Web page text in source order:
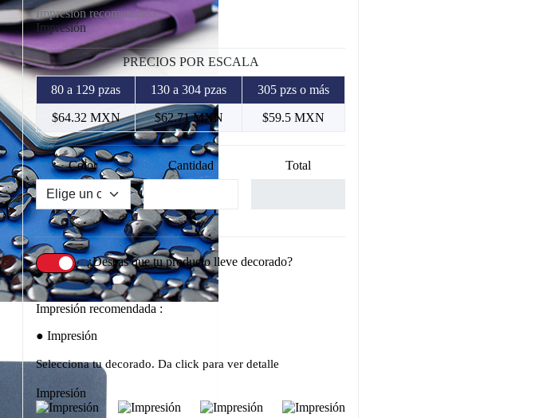
Impresión recomendada:
Impresión
PRECIOS POR ESCALA
80 a 129 pzas 130 a 304 pzas 305 pzs o más
$64.32 MXN $62.71 MXN $59.5 MXN
Color Cantidad Total
¿Deseas que tu producto lleve decorado?
Impresión recomendada :
Impresión
Selecciona tu decorado. Da click para ver detalle
Impresión